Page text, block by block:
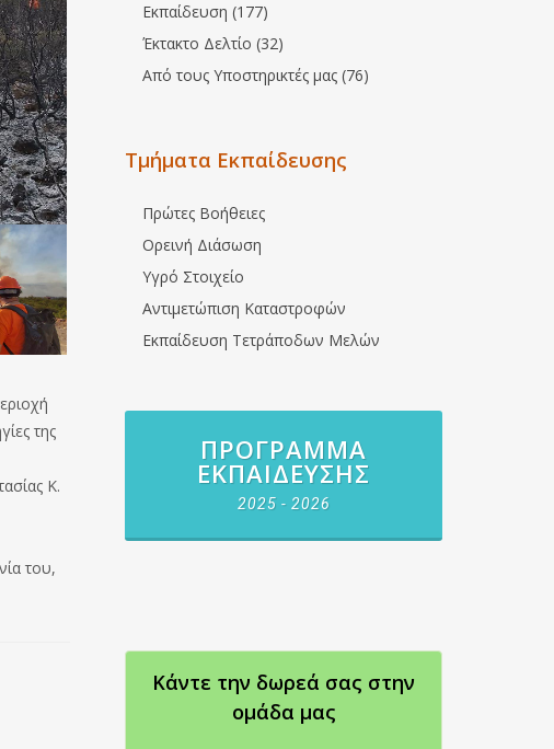
της
Κ.
του,
Εκπαίδευση (177)
Έκτακτο Δελτίο (32)
Από τους Υποστηρικτές μας (76)
Τμήματα Εκπαίδευσης
Πρώτες Βοήθειες
Ορεινή Διάσωση
Υγρό Στοιχείο
Αντιμετώπιση Καταστροφών
Εκπαίδευση Τετράποδων Μελών
ΠΡΌΓΡΑΜΜΑ
ΕΚΠΑΊΔΕΥΣΗΣ
2025 - 2026
Κάντε την δωρεά σας στην
oμάδα μας